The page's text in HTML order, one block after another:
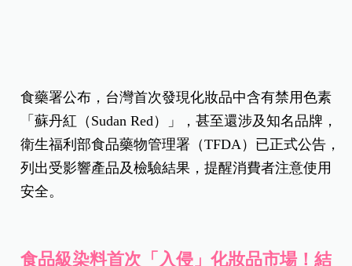
食藥署公布，台灣首次發現化妝品中含有禁用色素
「蘇丹紅（Sudan Red）」，甚至還涉及知名品牌，
衛生福利部食品藥物管理署（TFDA）已正式公告，
列出受影響產品及檢驗結果，提醒消費者注意使用
安全。
食品級染料首次「入侵」化妝品市場！結